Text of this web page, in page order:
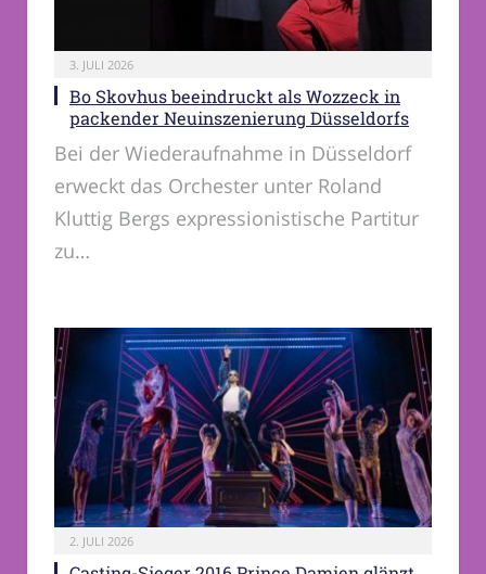
3. JULI 2026
Bo Skovhus beeindruckt als Wozzeck in
packender Neuinszenierung Düsseldorfs
Bei der Wiederaufnahme in Düsseldorf
erweckt das Orchester unter Roland
Kluttig Bergs expressionistische Partitur
zu…
2. JULI 2026